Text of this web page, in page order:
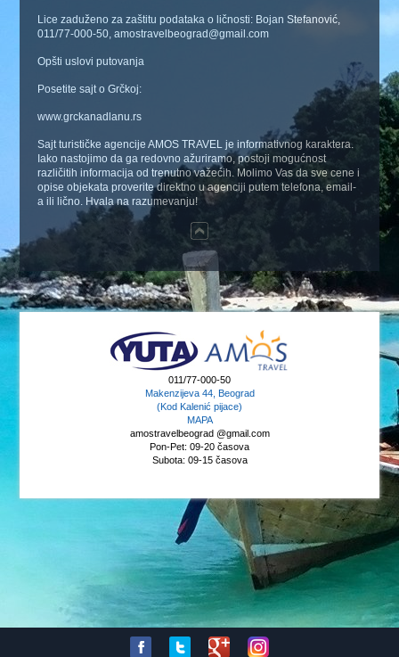
Lice zaduženo za zaštitu podataka o ličnosti: Bojan Stefanović,
011/77-000-50, amostravelbeograd@gmail.com
Opšti uslovi putovanja
Posetite sajt o Grčkoj:
www.grckanadlanu.rs
Sajt turističke agencije AMOS TRAVEL je informativnog karaktera.
Iako nastojimo da ga redovno ažuriramo, postoji mogućnost
različitih informacija od trenutno važećih. Molimo Vas da sve cene i
opise objekata proverite direktno u agenciji putem telefona, email-
a ili lično. Hvala na razumevanju!
011/77-000-50
Makenzijeva 44, Beograd
(Kod Kalenić pijace)
MAPA
amostravelbeograd @gmail.com
Pon-Pet: 09-20 časova
Subota: 09-15 časova